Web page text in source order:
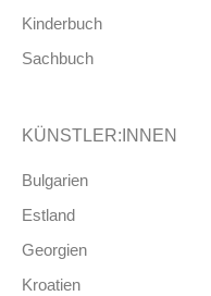
Kinderbuch
Sachbuch
KÜNSTLER:INNEN
Bulgarien
Estland
Georgien
Kroatien